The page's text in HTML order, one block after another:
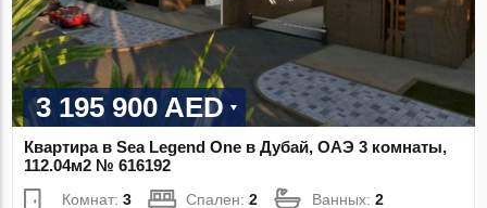
3 195 900 AED
Квартира в Sea Legend One в Дубай, ОАЭ 3 комнаты,
112.04м2 № 616192
Комнат:3 Спален:2 Ванных:2